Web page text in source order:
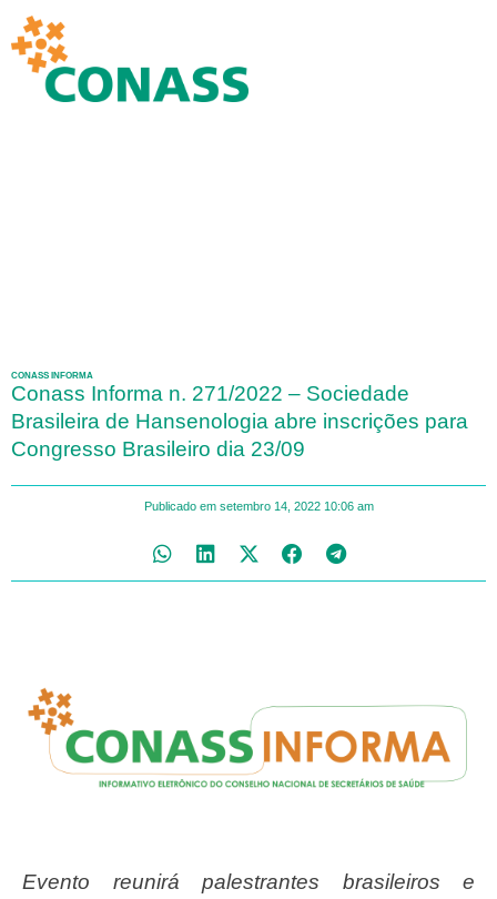
CONASS INFORMA
Conass Informa n. 271/2022 – Sociedade
Brasileira de Hansenologia abre inscrições para
Congresso Brasileiro dia 23/09
Publicado em setembro 14, 2022 10:06 am
Evento reunirá palestrantes brasileiros e